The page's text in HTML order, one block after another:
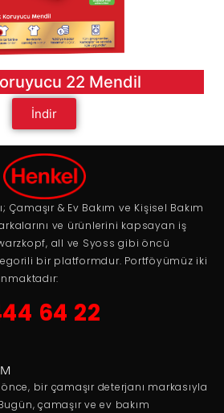
22 Mendil
İndir
Çamaşır & Ev Bakım ve Kişisel Bakım
ve ürünlerini kapsayan iş
all ve Syoss gibi öncü
bir platformdur. Portföyümüz iki
64 22
önce, bir çamaşır deterjanı markasıyla
çamaşır ve ev bakım